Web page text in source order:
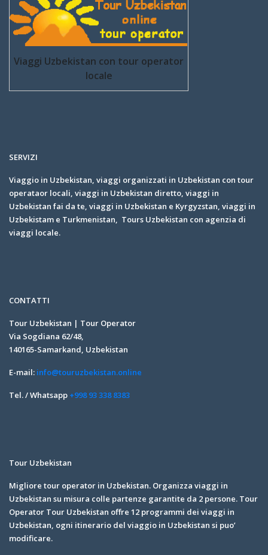
Viaggi Uzbekistan con tour operator
locale
SERVIZI
Viaggio in Uzbekistan, viaggi organizzati in Uzbekistan con tour
operataor locali, viaggi in Uzbekistan diretto, viaggi in
Uzbekistan fai da te, viaggi in Uzbekistan e Kyrgyzstan, viaggi in
Uzbekistam e Turkmenistan, Tours Uzbekistan con agenzia di
viaggi locale.
CONTATTI
Tour Uzbekistan | Tour Operator
Via Sogdiana 62/48,
140165-Samarkand, Uzbekistan
E-mail: info@touruzbekistan.online
Tel. / Whatsapp +998 93 338 8383
Tour Uzbekistan
Migliore tour operator in Uzbekistan. Organizza viaggi in
Uzbekistan su misura colle partenze garantite da 2 persone. Tour
Operator Tour Uzbekistan offre 12 programmi dei viaggi in
Uzbekistan, ogni itinerario del viaggio in Uzbekistan si puo’
modificare.